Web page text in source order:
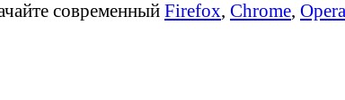
современный Firefox, Chrome, Opera